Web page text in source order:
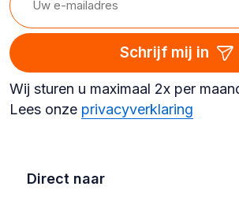
Schrijf mij in
Wij sturen u maximaal 2x per
Lees onze privacyverklaring
Direct naar